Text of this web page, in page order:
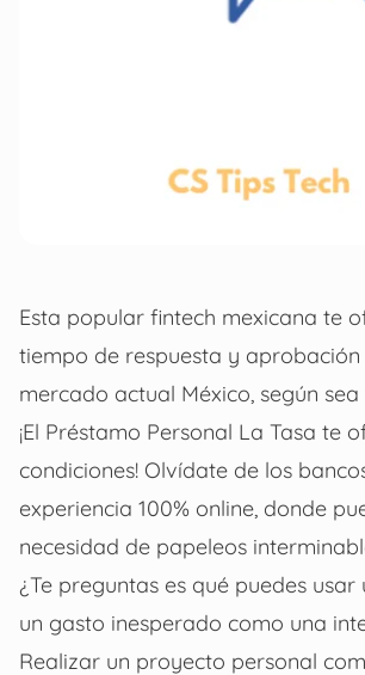
Esta popular fintech mexicana te
tiempo de respuesta y
mercado actual México, según
¡El Préstamo Personal La Tasa
condiciones! Olvídate de los
experiencia 100% online, donde
necesidad de papeleos
¿Te preguntas es qué puedes
un gasto inesperado como una
Realizar un proyecto personal